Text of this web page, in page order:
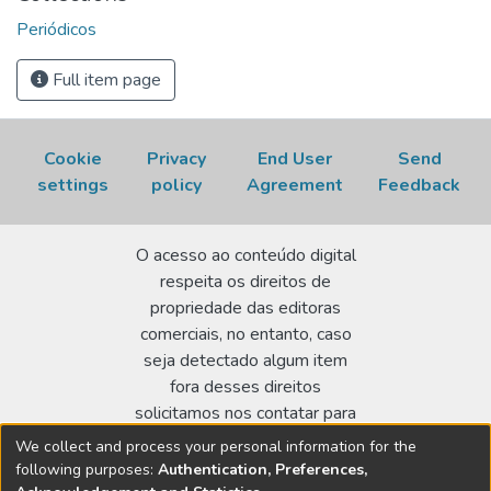
Periódicos
Full item page
Cookie
settings
Privacy
policy
End User
Agreement
Send
Feedback
O acesso ao conteúdo digital
respeita os direitos de
propriedade das editoras
comerciais, no entanto, caso
seja detectado algum item
fora desses direitos
solicitamos nos contatar para
realizar a regularização.
Biblioteca Terezine Arantes Ferraz
We collect and process your personal information for the
following purposes: Authentication, Preferences,